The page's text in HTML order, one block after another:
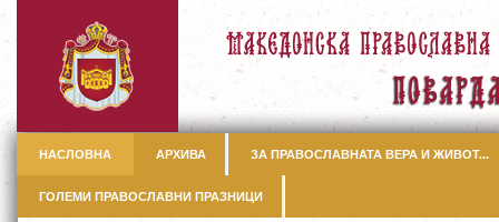
НАСЛОВНА АРХИВА ЗА ПРАВОСЛАВНАТА ВЕРА И ЖИВОТ...
ГОЛЕМИ ПРАВОСЛАВНИ ПРАЗНИЦИ